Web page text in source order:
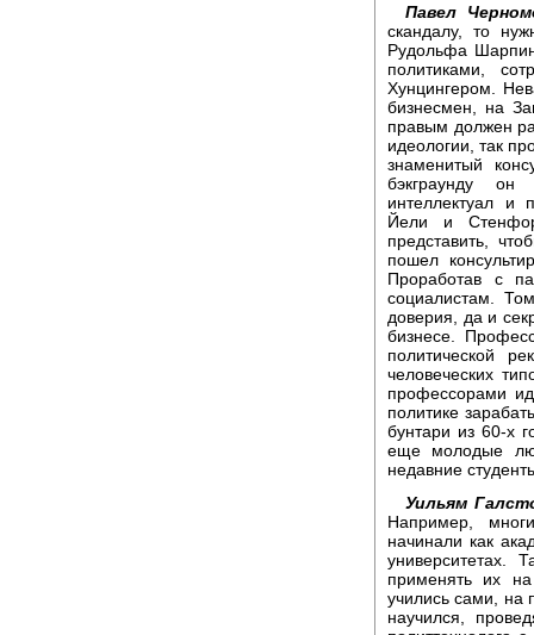
Павел
скандалу, то
Рудольфа
политиками,
Хунцингером.
бизнесмен, на
правым должен
идеологии, так
знаменитый
бэкграунду он
интеллектуал и
Йели и
представить,
пошел
Проработав с
социалистам.
доверия, да и
бизнесе.
политической
человеческих
профессорами
политике
бунтари из 60-х
еще молодые
недавние
Уильям
Например,
начинали как
университетах.
применять их
учились сами, на
научился,